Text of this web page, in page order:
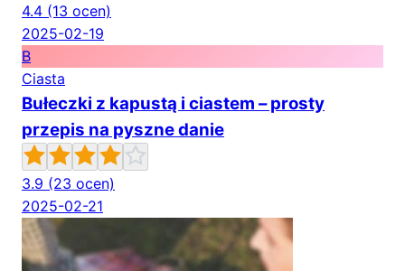
4.4 (13 ocen)
2025-02-19
B
Ciasta
Bułeczki z kapustą i ciastem – prosty
przepis na pyszne danie
3.9 (23 ocen)
2025-02-21